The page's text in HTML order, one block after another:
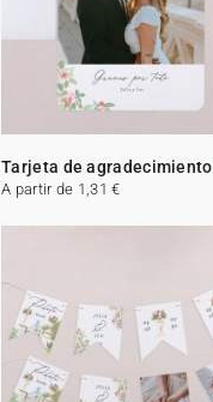
Tarjeta de agradecimiento
A partir de 1,31 €